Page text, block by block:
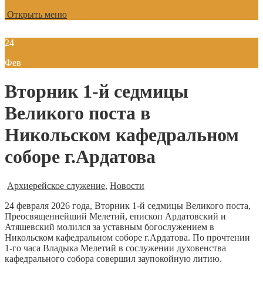
Открыть меню
24
Фев
Вторник 1-й седмицы
Великого поста в
Никольском кафедральном
соборе г.Ардатова
Архиерейское служение, Новости
24 февраля 2026 года, Вторник 1-й седмицы Великого поста,
Преосвященнейший Мелетий, епископ Ардатовский и
Атяшевский молился за уставным богослужением в
Никольском кафедральном соборе г.Ардатова. По прочтении
1-го часа Владыка Мелетий в сослужении духовенства
кафедрального собора совершил заупокойную литию.